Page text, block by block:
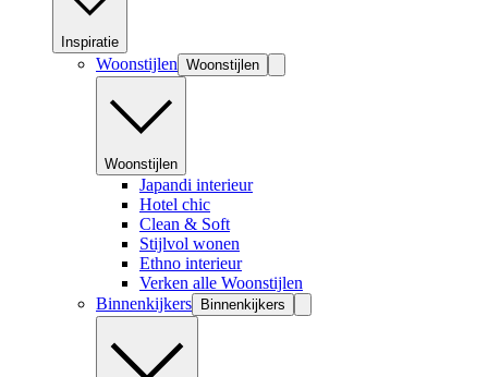
Inspiratie
Woonstijlen Woonstijlen
Woonstijlen
Japandi interieur
Hotel chic
Clean & Soft
Stijlvol wonen
Ethno interieur
Verken alle Woonstijlen
Binnenkijkers
Binnenkijkers